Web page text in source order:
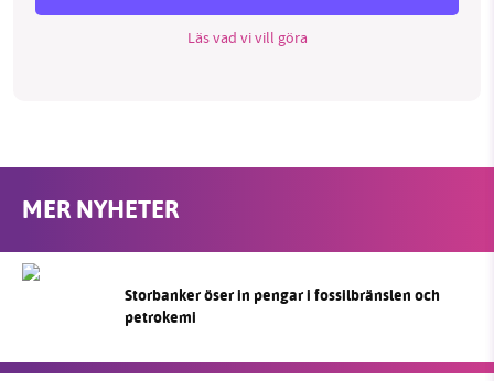
Läs vad vi vill göra
MER NYHETER
Storbanker öser in pengar i fossilbränslen och
petrokemi